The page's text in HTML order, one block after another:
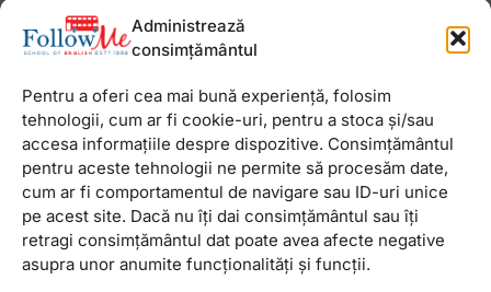
Administrează
consimțământul
Pentru a oferi cea mai bună experiență, folosim
tehnologii, cum ar fi cookie-uri, pentru a stoca și/sau
accesa informațiile despre dispozitive. Consimțământul
pentru aceste tehnologii ne permite să procesăm date,
cum ar fi comportamentul de navigare sau ID-uri unice
pe acest site. Dacă nu îți dai consimțământul sau îți
retragi consimțământul dat poate avea afecte negative
asupra unor anumite funcționalități și funcții.
19 ianuarie 2023 Niciun comentariu
Newsletter